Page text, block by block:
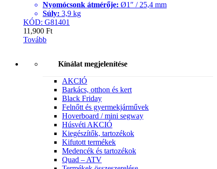
Nyomócsonk átmérője: Ø1″ / 25,4 mm
Súly: 3,9 kg
KÓD: G81401
11,900 Ft
Tovább
Kínálat megjelenítése
AKCIÓ
Barkács, otthon és kert
Black Friday
Felnőtt és gyermekjárművek
Hoverboard / mini segway
Húsvéti AKCIÓ
Kiegészítők, tartozékok
Kifutott termékek
Medencék és tartozékok
Quad – ATV